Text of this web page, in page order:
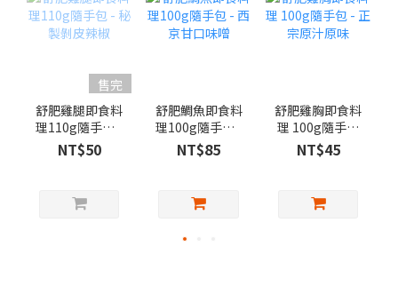
售完
舒肥雞腿即食料
理110g隨手包 -
秘製剝皮辣椒
NT$50
舒肥鯛魚即食料
理100g隨手包 -
西京甘口味噌
NT$85
舒肥雞胸即食料
理 100g隨手包
- 正宗原汁原味
NT$45